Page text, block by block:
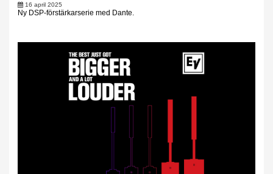
16 april 2025
Ny DSP-förstärkarserie med Dante.